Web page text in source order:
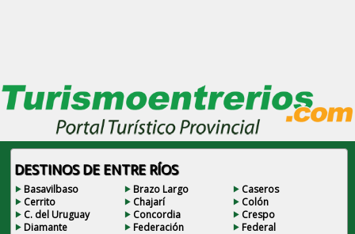
DESTINOS DE ENTRE RÍOS
Basavilbaso Brazo Largo
Caseros
Cerrito
Chajarí
Colón
C. del Uruguay
Concordia
Crespo
Diamante
Federación
Federal